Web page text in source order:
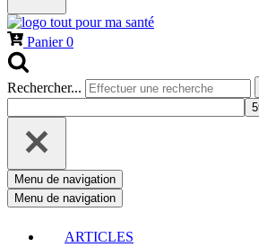
Panier0
Rechercher...
Menu de navigation
Menu de navigation
ARTICLES